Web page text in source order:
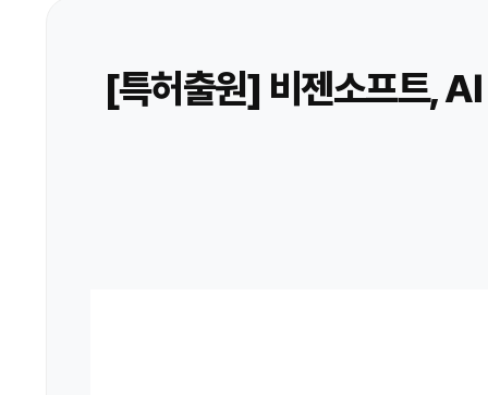
[특허출원] 비젠소프트,